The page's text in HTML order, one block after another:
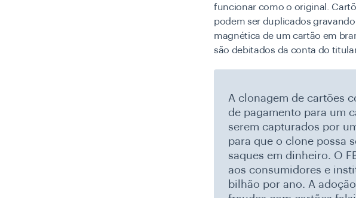
funcionar como o original.
podem ser duplicados
magnética de um cartão em
são debitados da conta do
A clonagem de cartões
de pagamento para um
serem capturados por
para que o clone possa
saques em dinheiro. O
aos consumidores e
bilhão por ano. A